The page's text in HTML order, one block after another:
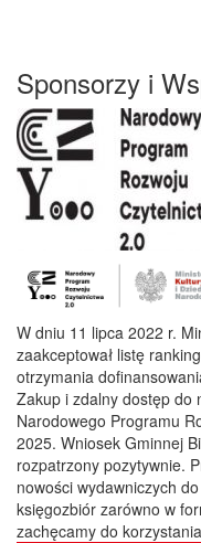
Sponsorzy i
W dniu 11 lipca 2022 r.
zaakceptował listę
otrzymania
Zakup i zdalny dostęp do
Narodowego Programu
2025. Wniosek Gminnej
rozpatrzony pozytywnie.
nowości wydawniczych
księgozbiór zarówno w
zachęcamy do